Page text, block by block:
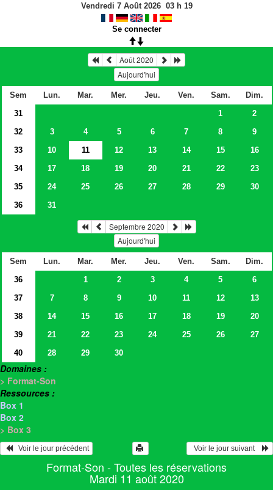
Vendredi 7 Août 2026 03h 19
Se connecter
Août 2020
Aujourd'hui
Sem Lun. Mar. Mer. Jeu. Ven. Sam.
Dim.
31
1
2
32
3 4 5 6 7 8
9
33
10 11 12 13 14 15
16
34
17 18 19 20 21 22
23
35
24 25 26 27 28 29
30
36
31
Septembre 2020
Aujourd'hui
Sem Lun. Mar. Mer. Jeu. Ven. Sam.
Dim.
36
1 2 3 4 5
6
37
7 8 9 10 11 12
13
38
14 15 16 17 18 19
20
39
21 22 23 24 25 26
27
40
28 29 30
Domaines :
> Format-Son
Ressources :
Box 1
Box 2
> Box 3
   Voir le jour précédent
  Voir le jour suivant
Format-Son - Toutes les réservations
Mardi 11 août 2020